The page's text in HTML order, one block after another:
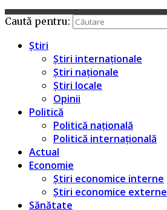
Caută pentru:
Știri
Știri internaționale
Știri naționale
Știri locale
Opinii
Politică
Politică națională
Politică internațională
Actual
Economie
Știri economice interne
Știri economice externe
Sănătate